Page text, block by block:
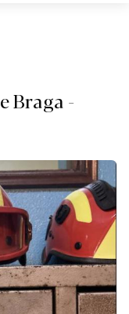
Braga -